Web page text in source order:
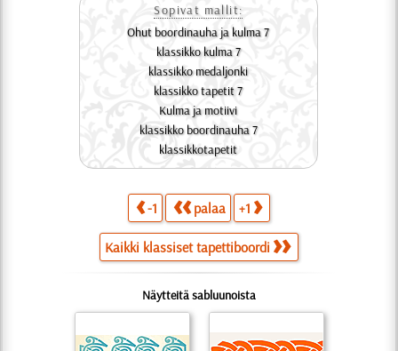
Sopivat mallit:
Ohut boordinauha ja kulma 7
klassikko kulma 7
klassikko medaljonki
klassikko tapetit 7
Kulma ja motiivi
klassikko boordinauha 7
klassikkotapetit
-1 palaa +1
Kaikki klassiset tapettiboordi
Näytteitä sabluunoista